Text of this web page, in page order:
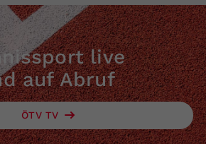
live
auf Abruf
ÖTV TV